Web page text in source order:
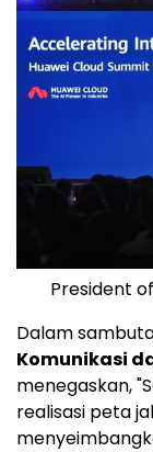
President
Dalam
Komunikasi
menegaskan,
realisasi peta